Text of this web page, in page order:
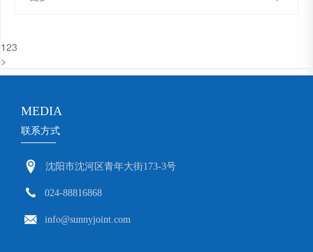
123
>
MEDIA
联系方式
沈阳市沈河区青年大街173-3号
024-88816868
info@sunnyjoint.com